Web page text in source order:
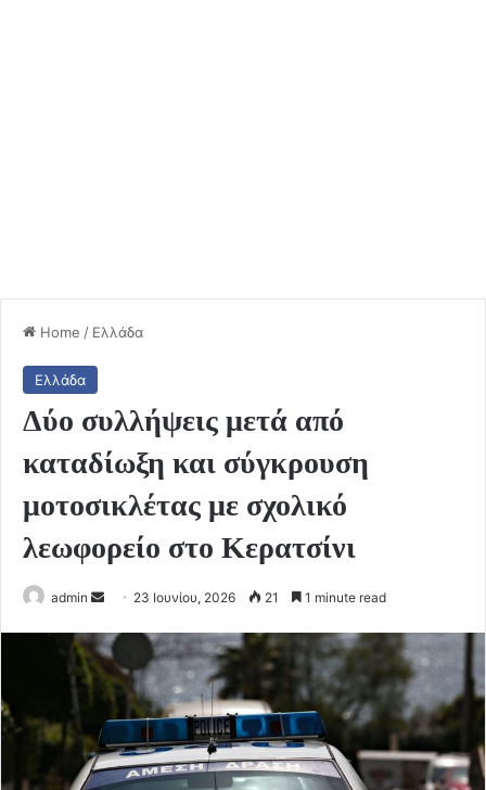
Home / Ελλάδα
Ελλάδα
Δύο συλλήψεις μετά από
καταδίωξη και σύγκρουση
μοτοσικλέτας με σχολικό
λεωφορείο στο Κερατσίνι
admin
Send
email
23 Ιουνίου, 2026 21 1 minute read